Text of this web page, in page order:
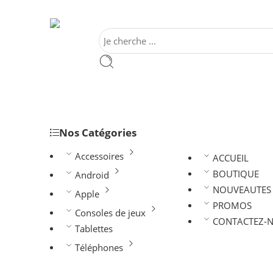
Nos Catégories
Accessoires
Android
Apple
Consoles de jeux
Tablettes
Téléphones
ACCUEIL
BOUTIQUE
NOUVEAUTES
PROMOS
CONTACTEZ-